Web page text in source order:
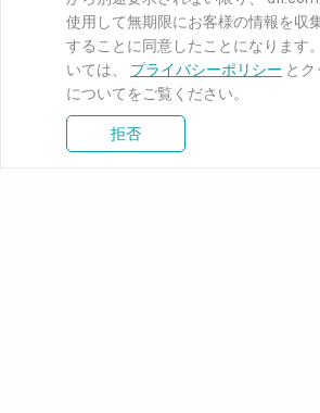
使用して無期限にお客様の情報を収
することに同意したことになります
いては、 プライバシーポリシー とク
についてをご覧ください。
拒否